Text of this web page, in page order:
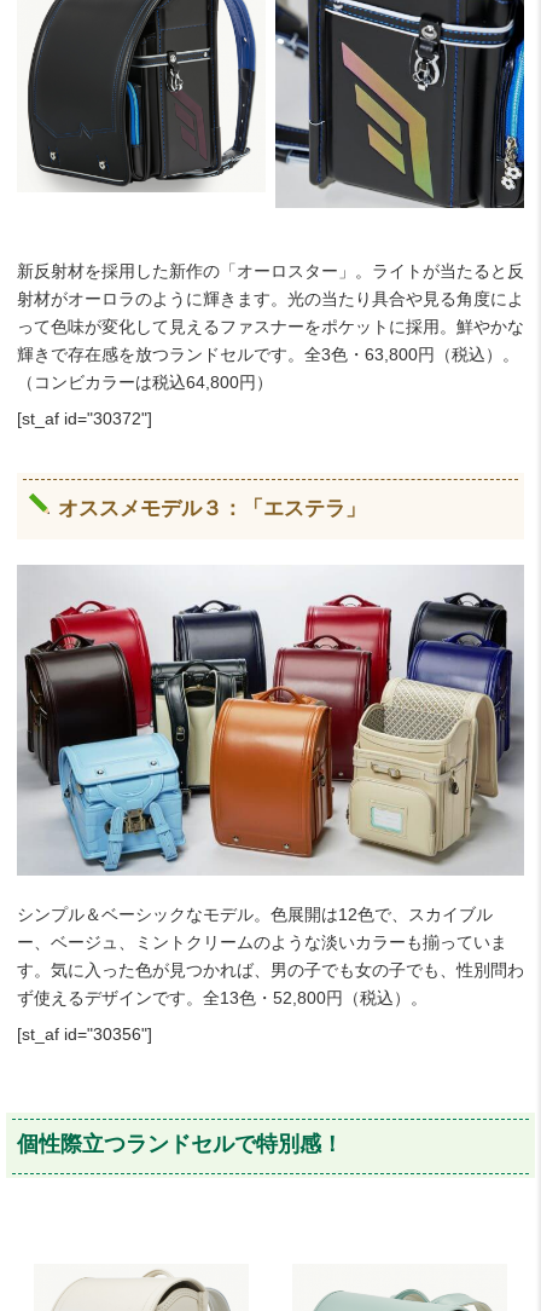
新反射材を採用した新作の「オーロスター」。ライトが当たると反
射材がオーロラのように輝きます。光の当たり具合や見る角度によ
って色味が変化して見えるファスナーをポケットに採用。鮮やかな
輝きで存在感を放つランドセルです。全3色・63,800円（税込）。
（コンビカラーは税込64,800円）
[st_af id="30372"]
オススメモデル３：「エステラ」
シンプル＆ベーシックなモデル。色展開は12色で、スカイブル
ー、ベージュ、ミントクリームのような淡いカラーも揃っていま
す。気に入った色が見つかれば、男の子でも女の子でも、性別問わ
ず使えるデザインです。全13色・52,800円（税込）。
[st_af id="30356"]
個性際立つランドセルで特別感！